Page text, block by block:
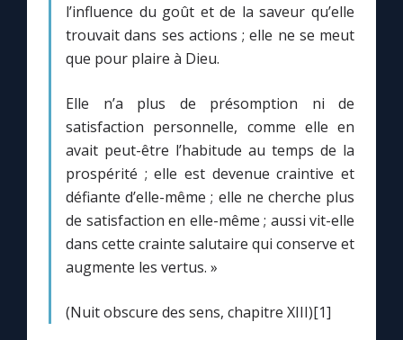
l’influence du goût et de la saveur qu’elle
trouvait dans ses actions ; elle ne se meut
que pour plaire à Dieu.
Elle n’a plus de présomption ni de
satisfaction personnelle, comme elle en
avait peut-être l’habitude au temps de la
prospérité ; elle est devenue craintive et
défiante d’elle-même ; elle ne cherche plus
de satisfaction en elle-même ; aussi vit-elle
dans cette crainte salutaire qui conserve et
augmente les vertus. »
(Nuit obscure des sens, chapitre XIII)[1]